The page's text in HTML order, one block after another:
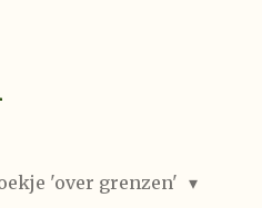
'over grenzen'